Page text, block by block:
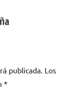
publicada. Los
*